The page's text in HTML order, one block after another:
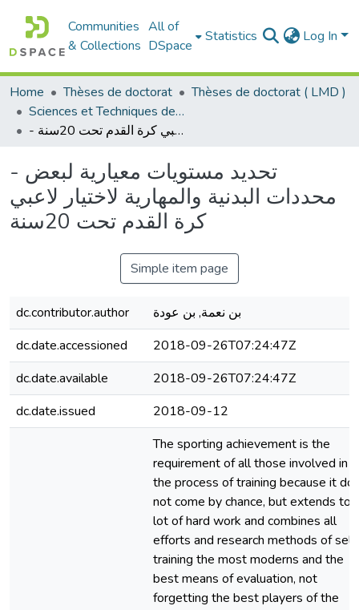
Communities
& Collections
All of
DSpace
Statistics Log In
Home Thèses de doctorat
Thèses de doctorat ( LMD )
Sciences et Techniques des Activités Physiques et Sportives - التربية البدنية و الرياضية
- تحديد مستويات معيارية لبعض محددات البدنية والمهارية لاختيار لاعبي كرة القدم تحت 20سنة
- تحديد مستويات معيارية لبعض
محددات البدنية والمهارية لاختيار لاعبي
كرة القدم تحت 20سنة
Simple item page
dc.contributor.author
بن نعمة, بن عودة
dc.date.accessioned
2018-09-26T07:24:47Z
dc.date.available
2018-09-26T07:24:47Z
dc.date.issued
2018-09-12
The sporting achievement is the
requirement of all those involved in
the process of training because it
not come by chance, but extends to
lot of hard work and combines all
efforts and research methods of
training the most moderns and the
best means of evaluation, not
forgetting the best players of the